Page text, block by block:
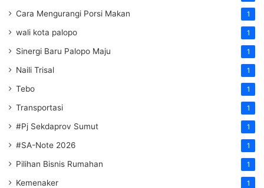
Cara Mengurangi Porsi Makan 1
wali kota palopo 1
Sinergi Baru Palopo Maju 1
Naili Trisal 1
Tebo 1
Transportasi 1
#Pj Sekdaprov Sumut 1
#SA-Note 2026 1
Pilihan Bisnis Rumahan 1
Kemenaker 1